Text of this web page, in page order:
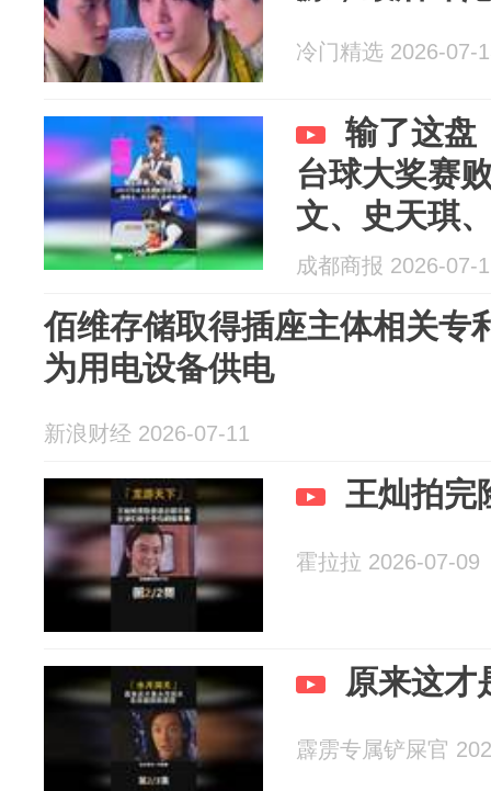
冷门精选 2026-07-
输了这盘
台球大奖赛
文、史天琪
诺、王灿遗
成都商报 2026-07-
佰维存储取得插座主体相关专
为用电设备供电
新浪财经 2026-07-11
王灿拍完
霍拉拉 2026-07-09
原来这才
霹雳专属铲屎官